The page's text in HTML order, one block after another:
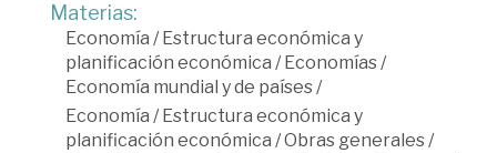
Materias:
Economía /Estructura económica y
planificación económica /Economías/
Economía mundial y de países/
Economía /Estructura económica y
planificación económica /Obras generales/